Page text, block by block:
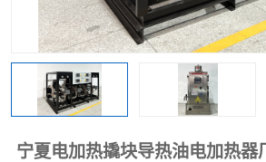
宁夏电加热撬块导热油电加热器